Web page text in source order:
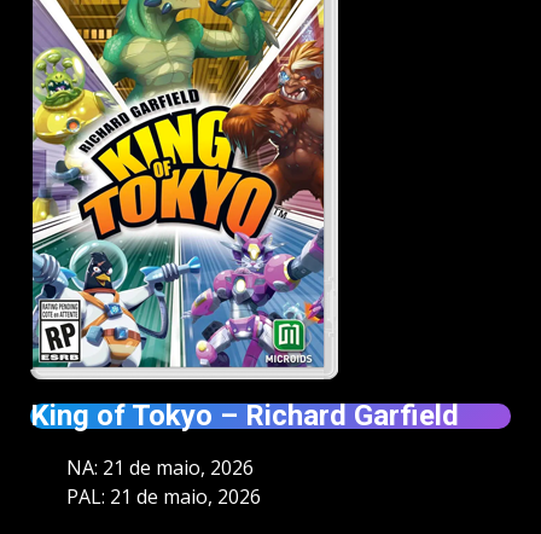
King of Tokyo – Richard Garfield
NA: 21 de maio, 2026
PAL: 21 de maio, 2026